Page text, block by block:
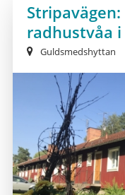
radhustvåa
Guldsmedshyttan